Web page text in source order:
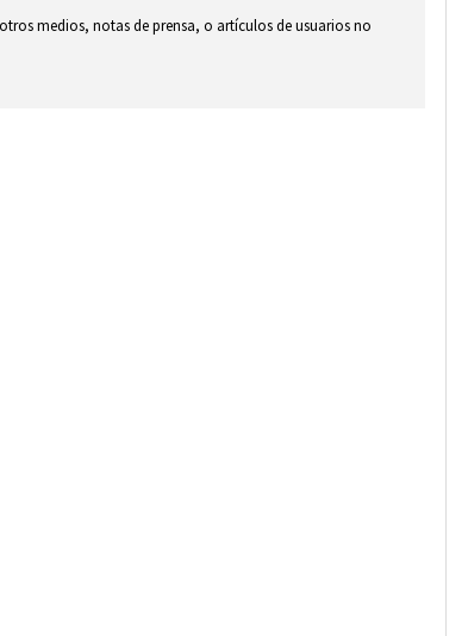
medios, notas de prensa, o artículos de usuarios no